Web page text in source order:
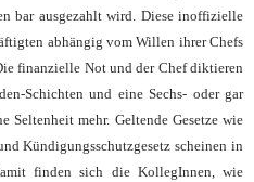
bar ausgezahlt wird. Diese inoffizielle
abhängig vom Willen ihrer Chefs
finanzielle Not und der Chef diktieren
Schichten und eine Sechs- oder gar
Seltenheit mehr. Geltende Gesetze wie
Kündigungsschutzgesetz scheinen in
finden sich die KollegInnen, wie